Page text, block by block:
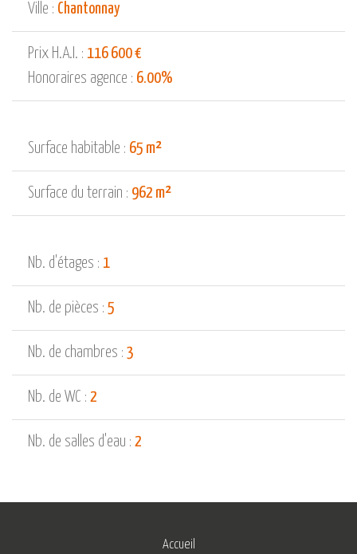
Ville : Chantonnay
Prix H.A.I. : 116 600 €
Honoraires agence : 6.00%
Surface habitable : 65 m²
Surface du terrain : 962 m²
Nb. d'étages : 1
Nb. de pièces : 5
Nb. de chambres : 3
Nb. de WC : 2
Nb. de salles d'eau : 2
Accueil